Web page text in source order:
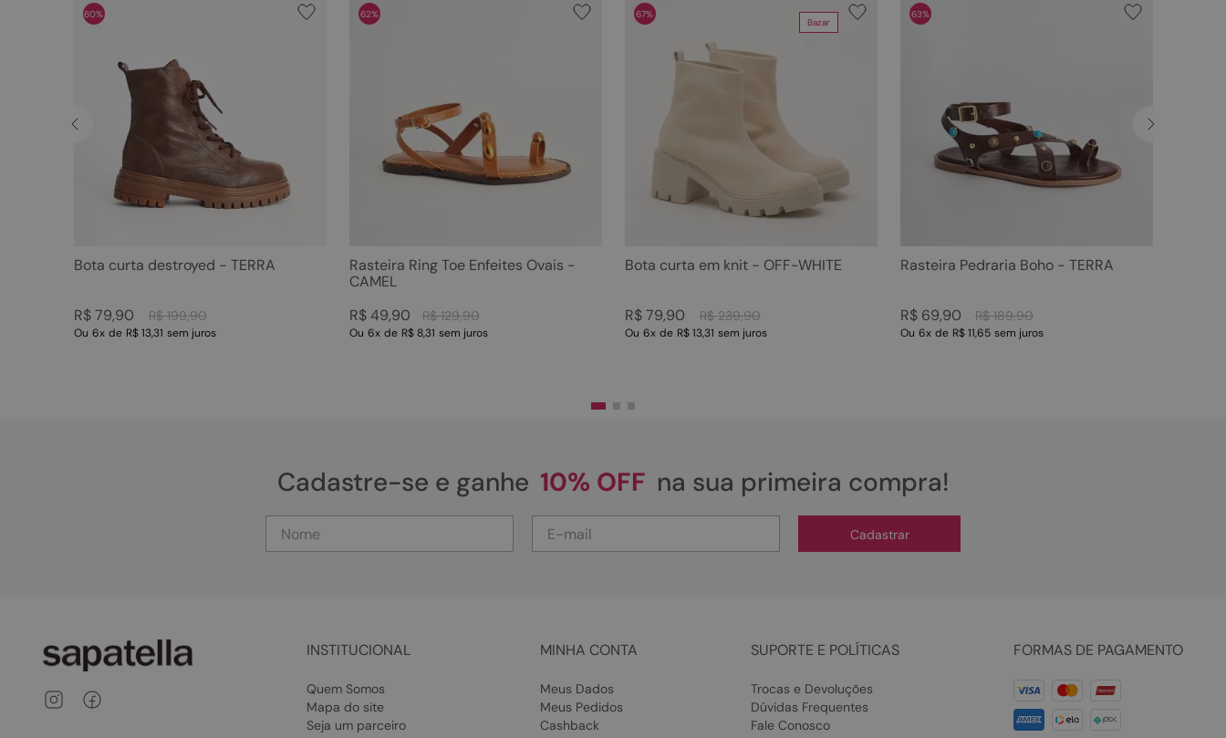
60%
Bota curta destroyed - TERRA
R$ 199,90
R$ 79,90
Ou 6x de R$ 13,31 sem juros
62%
Rasteira Ring Toe Enfeites Ovais -
CAMEL
R$ 129,90
R$ 49,90
Ou 6x de R$ 8,31 sem juros
Bazar
67%
Bota curta em knit - OFF-WHITE
R$ 239,90
R$ 79,90
Ou 6x de R$ 13,31 sem juros
63%
Rasteira Pedraria Boho - TERRA
R$ 189,90
R$ 69,90
Ou 6x de R$ 11,65 sem juros
Cadastre-se e ganhe 10% OFF na sua primeira compra!
Cadastrar
INSTITUCIONAL
Quem Somos
Mapa do site
Seja um parceiro
MINHA CONTA
Meus Dados
Meus Pedidos
Cashback
SUPORTE E POLÍTICAS
Trocas e Devoluções
Dúvidas Frequentes
Fale Conosco
FORMAS DE PAGAMENTO